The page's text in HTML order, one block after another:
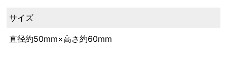
サイズ
直径約50mm×高さ約60mm